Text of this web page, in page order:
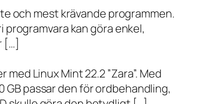
och mest krävande programmen.
kan göra enkel,
[…]
Linux Mint 22.2 ”Zara”. Med
GB passar den för ordbehandling,